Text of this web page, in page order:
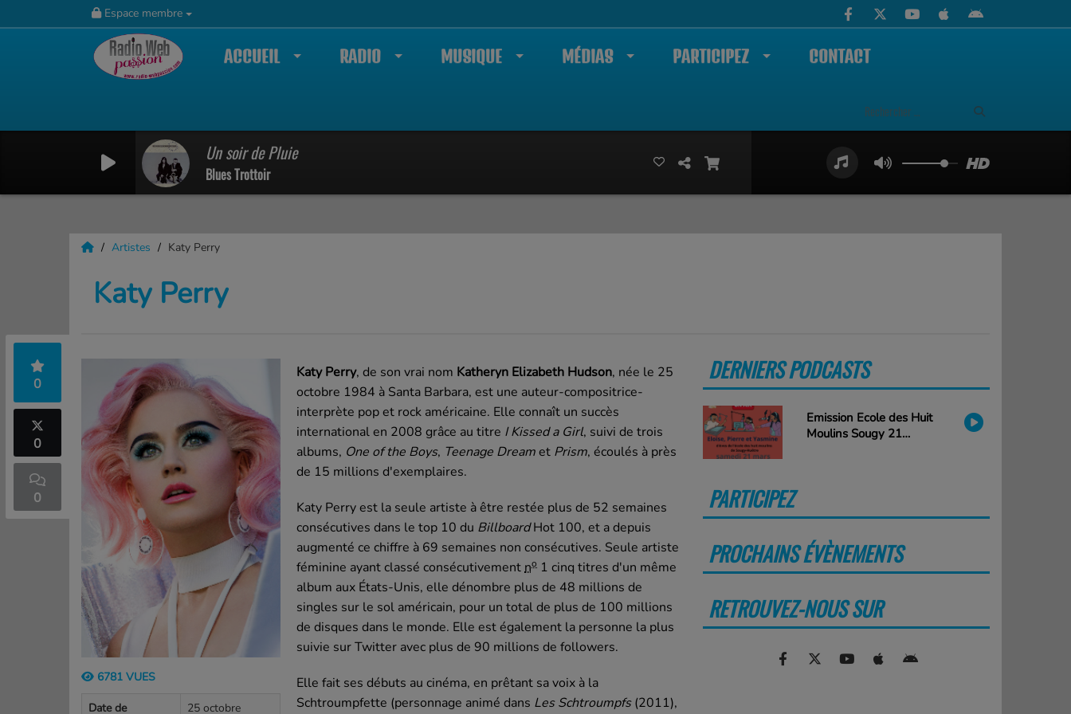
8PSMQW4DND67SJ7HB4GT
Espace membre
ACCUEIL RADIO MUSIQUE MÉDIAS PARTICIPEZ CONTACT
Un soir de Pluie
Blues Trottoir
Artistes Katy Perry
Katy Perry
0
0
0
6781 VUES
Date de
25 octobre
Katy Perry, de son vrai nom Katheryn Elizabeth Hudson, née le 25
octobre 1984 à Santa Barbara, est une auteur-compositrice-
interprète pop et rock américaine. Elle connaît un succès
international en 2008 grâce au titre I Kissed a Girl, suivi de trois
albums, One of the Boys, Teenage Dreamet Prism, écoulés à près
de 15 millions d'exemplaires.
Katy Perry est la seule artiste à être restée plus de 52 semaines
consécutives dans le top 10 du BillboardHot 100, et a depuis
augmenté ce chiffre à 69 semaines non consécutives. Seule artiste
féminine ayant classé consécutivementno 1 cinq titres d'un même
album aux États-Unis, elle dénombre plus de 48 millions de
singles sur le sol américain, pour un total de plus de 100 millions
de disques dans le monde. Elle est également la personne la plus
suivie sur Twitter avec plus de 90 millions de followers.
Elle fait ses débuts au cinéma, en prêtant sa voix à la
Schtroumpfette (personnage animé dans Les Schtroumpfs(2011),
DERNIERS PODCASTS
Emission Ecole des Huit
Moulins Sougy 21
PARTICIPEZ
PROCHAINS ÉVÈNEMENTS
RETROUVEZ-NOUS SUR